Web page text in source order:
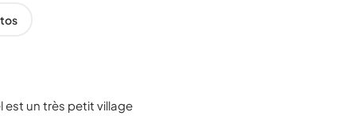
est un très petit village